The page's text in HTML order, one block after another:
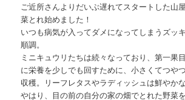
ご近所さんよりだいぶ遅れてスタートした山
菜とれ始めました！
いつも病気が入ってダメになってしまうズッ
順調。
ミニキュウリたちは続々なっており、第一果
に栄養を少しでも回すために、小さくてつや
収穫。リーフレタスやラディッシュは鮮やかな
やはり、目の前の自分の家の畑でとれた野菜